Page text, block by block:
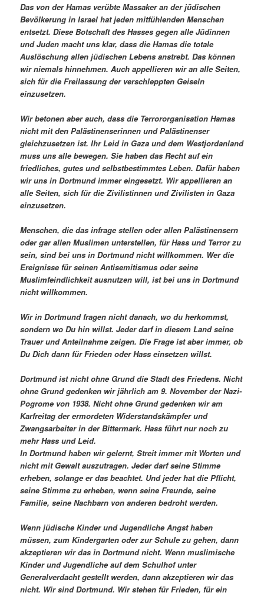
Das von der Hamas verübte Massaker an der jüdischen
Bevölkerung in Israel hat jeden mitfühlenden Menschen
entsetzt. Diese Botschaft des Hasses gegen alle Jüdinnen
und Juden macht uns klar, dass die Hamas die totale
Auslöschung allen jüdischen Lebens anstrebt. Das können
wir niemals hinnehmen. Auch appellieren wir an alle Seiten,
sich für die Freilassung der verschleppten Geiseln
einzusetzen.
Wir betonen aber auch, dass die Terrororganisation Hamas
nicht mit den Palästinenserinnen und Palästinenser
gleichzusetzen ist. Ihr Leid in Gaza und dem Westjordanland
muss uns alle bewegen. Sie haben das Recht auf ein
friedliches, gutes und selbstbestimmtes Leben. Dafür haben
wir uns in Dortmund immer eingesetzt. Wir appellieren an
alle Seiten, sich für die Zivilistinnen und Zivilisten in Gaza
einzusetzen.
Menschen, die das infrage stellen oder allen Palästinensern
oder gar allen Muslimen unterstellen, für Hass und Terror zu
sein, sind bei uns in Dortmund nicht willkommen. Wer die
Ereignisse für seinen Antisemitismus oder seine
Muslimfeindlichkeit ausnutzen will, ist bei uns in Dortmund
nicht willkommen.
Wir in Dortmund fragen nicht danach, wo du herkommst,
sondern wo Du hin willst. Jeder darf in diesem Land seine
Trauer und Anteilnahme zeigen. Die Frage ist aber immer, ob
Du Dich dann für Frieden oder Hass einsetzen willst.
Dortmund ist nicht ohne Grund die Stadt des Friedens. Nicht
ohne Grund gedenken wir jährlich am 9. November der Nazi-
Pogrome von 1938. Nicht ohne Grund gedenken wir am
Karfreitag der ermordeten Widerstandskämpfer und
Zwangsarbeiter in der Bittermark. Hass führt nur noch zu
mehr Hass und Leid.
In Dortmund haben wir gelernt, Streit immer mit Worten und
nicht mit Gewalt auszutragen. Jeder darf seine Stimme
erheben, solange er das beachtet. Und jeder hat die Pflicht,
seine Stimme zu erheben, wenn seine Freunde, seine
Familie, seine Nachbarn von anderen bedroht werden.
Wenn jüdische Kinder und Jugendliche Angst haben
müssen, zum Kindergarten oder zur Schule zu gehen, dann
akzeptieren wir das in Dortmund nicht. Wenn muslimische
Kinder und Jugendliche auf dem Schulhof unter
Generalverdacht gestellt werden, dann akzeptieren wir das
nicht. Wir sind Dortmund. Wir stehen für Frieden, für ein